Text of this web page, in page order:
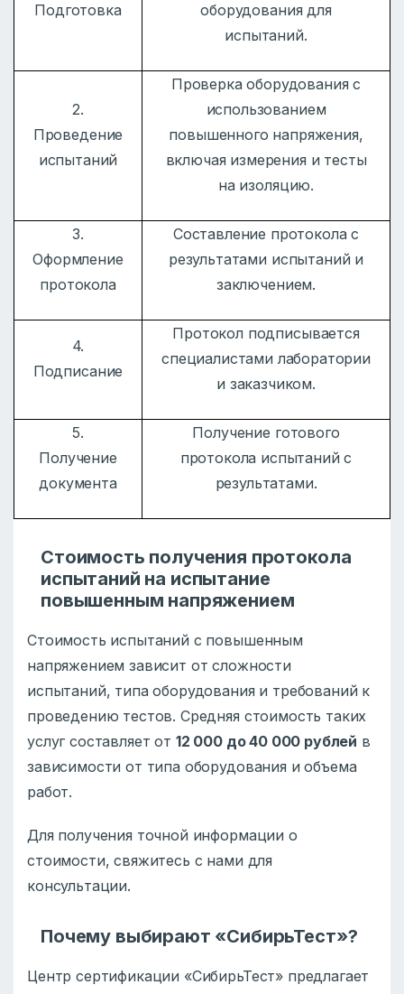
Подготовка
оборудования для
испытаний.
2.
Проведение
испытаний
Проверка оборудования с
использованием
повышенного напряжения,
включая измерения и тесты
на изоляцию.
3.
Оформление
протокола
Составление протокола с
результатами испытаний и
заключением.
4.
Подписание
Протокол подписывается
специалистами лаборатории
и заказчиком.
5.
Получение
документа
Получение готового
протокола испытаний с
результатами.
Стоимость получения протокола
испытаний на испытание
повышенным напряжением
Стоимость испытаний с повышенным
напряжением зависит от сложности
испытаний, типа оборудования и требований к
проведению тестов. Средняя стоимость таких
услуг составляет от 12 000 до 40 000 рублей в
зависимости от типа оборудования и объема
работ.
Для получения точной информации о
стоимости, свяжитесь с нами для
консультации.
Почему выбирают «СибирьТест»?
Центр сертификации «СибирьТест» предлагает